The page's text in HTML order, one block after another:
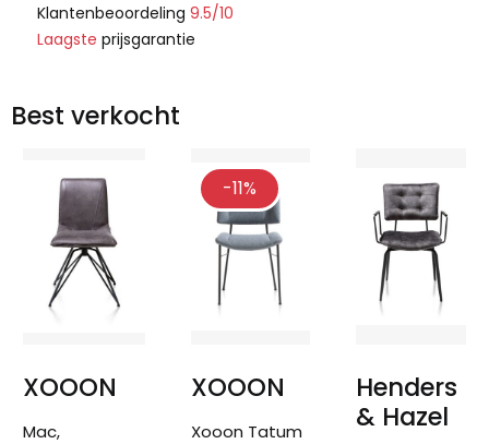
Klantenbeoordeling 9.5/10
Laagste prijsgarantie
Best verkocht
XOOON
Mac,
-11%
XOOON
Xooon Tatum
Henders
& Hazel